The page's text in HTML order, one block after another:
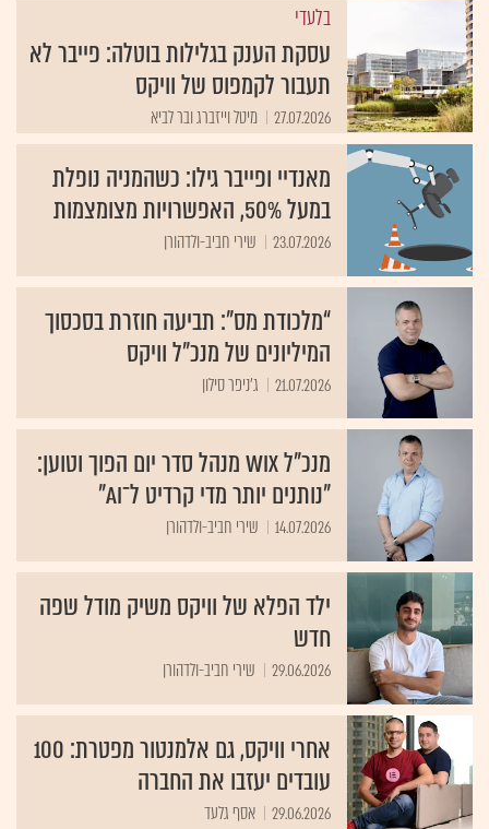
בלעדי
עסקת הענק בגלילות בוטלה: פייבר לא
תעבור לקמפוס של וויקס
27.07.2026 מיטל וייזברג ובר לביא
מאנדיי ופייבר גילו: כשהמניה נופלת
במעל 50%, האפשרויות מצומצמות
23.07.2026 שירי חביב-ולדהורן
“מלכודת מס”: תביעה חוזרת בסכסוך
המיליונים של מנכ"ל וויקס
21.07.2026 ג'ניפר סילון
מנכ"ל Wix מנהל סדר יום הפוך וטוען:
"נותנים יותר מדי קרדיט ל־AI"
14.07.2026 שירי חביב-ולדהורן
ילד הפלא של וויקס משיק מודל שפה
חדש
29.06.2026 שירי חביב-ולדהורן
אחרי וויקס, גם אלמנטור מפטרת: 100
עובדים יעזבו את החברה
29.06.2026 אסף גלעד